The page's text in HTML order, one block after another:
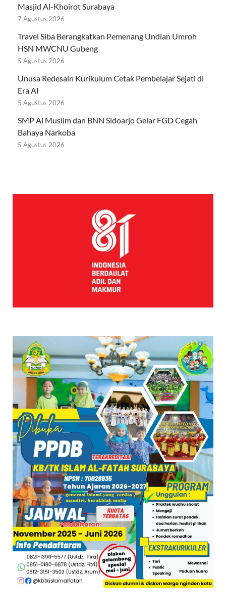
Masjid Al-Khoirot Surabaya
7 Agustus 2026
Travel Siba Berangkatkan Pemenang Undian Umroh
HSN MWCNU Gubeng
5 Agustus 2026
Unusa Redesain Kurikulum Cetak Pembelajar Sejati di
Era AI
5 Agustus 2026
SMP Al Muslim dan BNN Sidoarjo Gelar FGD Cegah
Bahaya Narkoba
5 Agustus 2026